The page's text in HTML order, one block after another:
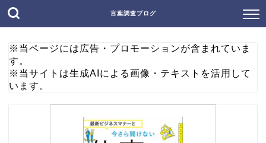
言葉調査ブログ
※当ページには広告・プロモーションが含まれていま
す。
※当サイトは生成AIによる画像・テキストを活用して
います。